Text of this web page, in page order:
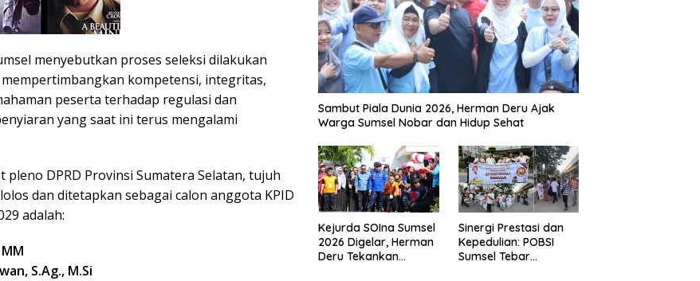
menyebutkan proses seleksi dilakukan
kompetensi, integritas,
peserta terhadap regulasi dan
yang saat ini terus mengalami
pleno DPRD Provinsi Sumatera Selatan, tujuh
dan ditetapkan sebagai calon anggota KPID
adalah:
S.Ag., M.Si
Sambut Piala Dunia 2026, Herman Deru Ajak
Warga Sumsel Nobar dan Hidup Sehat
Kejurda SOIna Sumsel
2026 Digelar, Herman
Deru Tekankan
Sinergi Prestasi dan
Kepedulian: POBSI
Sumsel Tebar